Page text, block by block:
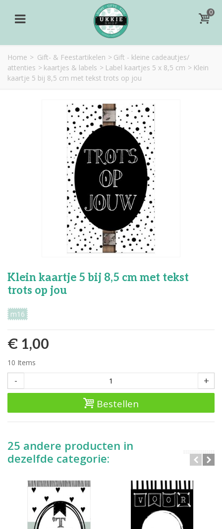
0
Home > Gift- & Feestartikelen > Gift - kleine cadeautjes/
attenties > kaartjes & labels > Label kaartjes 5 x 8,5 cm > Klein
kaartje 5 bij 8,5 cm met tekst trots op jou
Klein kaartje 5 bij 8,5 cm met tekst
trots op jou
m16
€ 1,00
10 Items
- +
Bestellen
25 andere producten in
dezelfde categorie: